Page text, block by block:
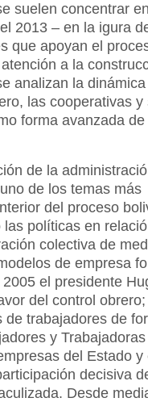
suelen concentrar
2013 – en la igura
que apoyan el
a la
analizan la
las cooperativas y
forma avanzada de
de la
de los temas más
del proceso
políticas en
colectiva de
de empresa
el presidente
del control
trabajadores de
y
del Estado y
decisiva
Desde